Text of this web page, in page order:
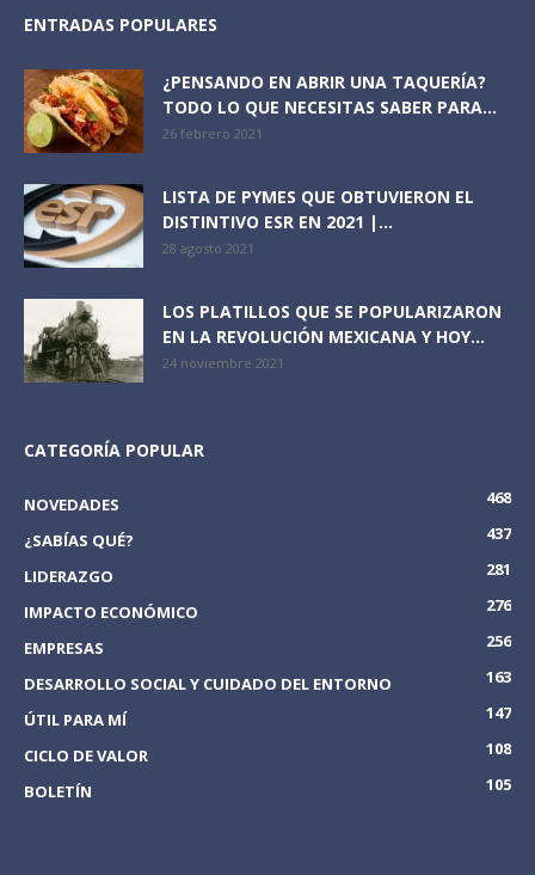
ENTRADAS POPULARES
¿PENSANDO EN ABRIR UNA TAQUERÍA?
TODO LO QUE NECESITAS SABER PARA...
26 febrero 2021
LISTA DE PYMES QUE OBTUVIERON EL
DISTINTIVO ESR EN 2021 |...
28 agosto 2021
LOS PLATILLOS QUE SE POPULARIZARON
EN LA REVOLUCIÓN MEXICANA Y HOY...
24 noviembre 2021
CATEGORÍA POPULAR
NOVEDADES
468
¿SABÍAS QUÉ?
437
LIDERAZGO
281
IMPACTO ECONÓMICO
276
EMPRESAS
256
DESARROLLO SOCIAL Y CUIDADO DEL ENTORNO
163
ÚTIL PARA MÍ
147
CICLO DE VALOR
108
BOLETÍN
105